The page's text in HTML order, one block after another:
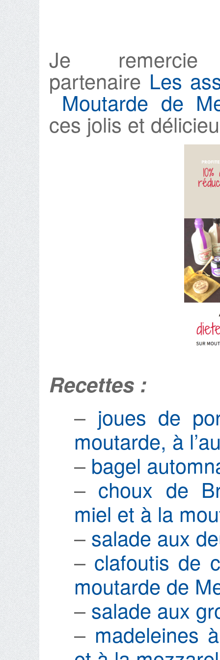
Je remercie
partenaire Les
Moutarde de
ces jolis et
Recettes :
– joues de
moutarde, à
– bagel
– choux de
miel et à la
– salade aux
– clafoutis de
moutarde de
– salade aux
– madeleines